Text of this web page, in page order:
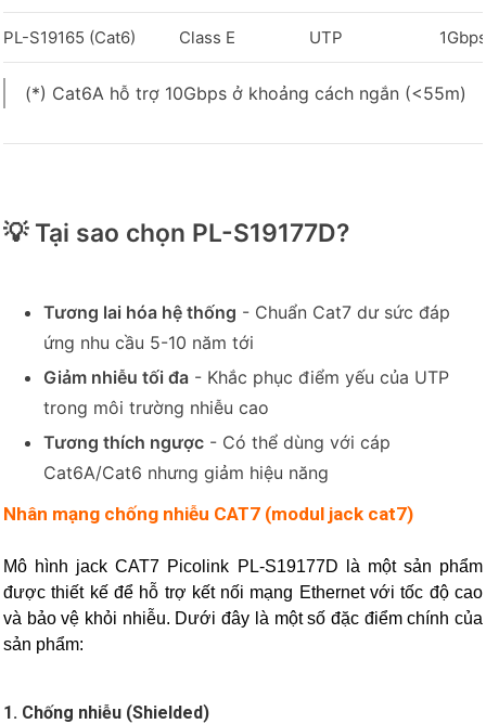
PL-S19165 (Cat6) Class E UTP 1Gbps
(*) Cat6A hỗ trợ 10Gbps ở khoảng cách ngắn (<55m)
💡 Tại sao chọn PL-S19177D?
Tương lai hóa hệ thống - Chuẩn Cat7 dư sức đáp
ứng nhu cầu 5-10 năm tới
Giảm nhiễu tối đa - Khắc phục điểm yếu của UTP
trong môi trường nhiễu cao
Tương thích ngược - Có thể dùng với cáp
Cat6A/Cat6 nhưng giảm hiệu năng
Nhân mạng chống nhiễu CAT7 (modul jack cat7)
Mô hình jack CAT7 Picolink PL-S19177D là một sản phẩm
được thiết kế để hỗ trợ kết nối mạng Ethernet với tốc độ cao
và bảo vệ khỏi nhiễu. Dưới đây là một số đặc điểm chính của
sản phẩm:
1. Chống nhiễu (Shielded)